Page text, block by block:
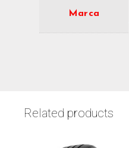
Marca
Related products